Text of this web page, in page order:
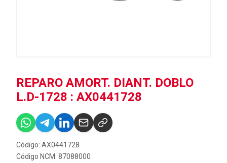
REPARO AMORT. DIANT. DOBLO
L.D-1728 : AX0441728
Código: AX0441728
Código NCM: 87088000